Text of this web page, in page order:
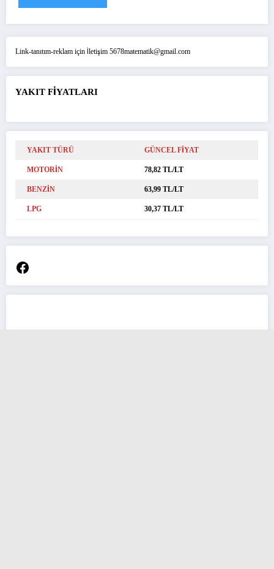
Link-tanıtım-reklam için İletişim 5678matematik@gmail.com
YAKIT FİYATLARI
YAKIT TÜRÜ GÜNCEL FİYAT
MOTORİN 78,82 TL/LT
BENZİN 63,99 TL/LT
LPG 30,37 TL/LT
Facebook